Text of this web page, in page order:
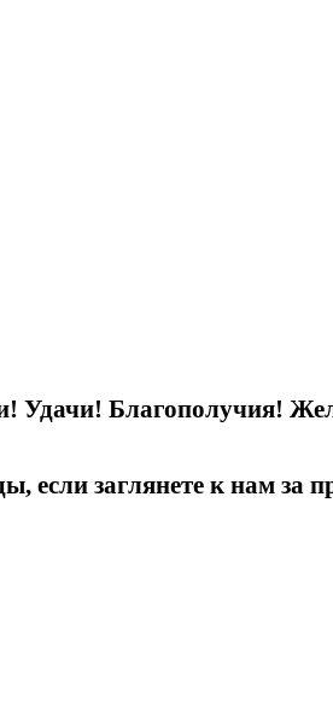
Удачи! Благополучия!
если заглянете к нам за